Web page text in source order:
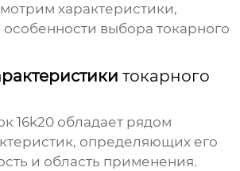
характеристики,
особенности выборатокарного
токарного
16k20 обладает рядом
определяющих его
и область применения.